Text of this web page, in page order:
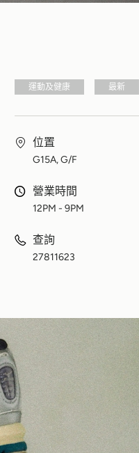
運動及健康 最新
位置
G15A, G/F
營業時間
12PM - 9PM
查詢
27811623